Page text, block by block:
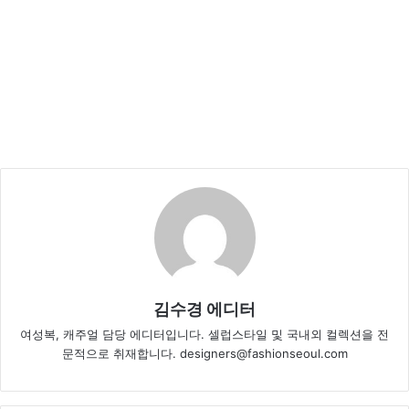
김수경 에디터
여성복, 캐주얼 담당 에디터입니다. 셀럽스타일 및 국내외 컬렉션을 전
문적으로 취재합니다. designers@fashionseoul.com